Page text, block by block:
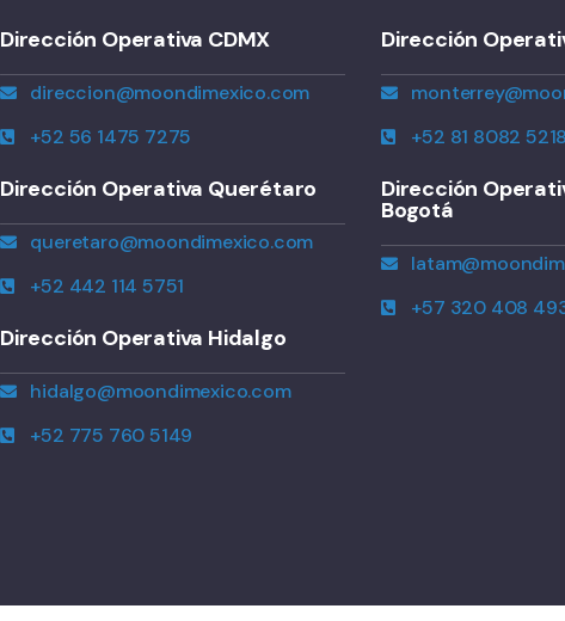
Dirección Operativa CDMX
direccion@moondimexico.com
+52 56 1475 7275
Dirección Operativa Querétaro
queretaro@moondimexico.com
+52 442 114 5751
Dirección Operativa Hidalgo
hidalgo@moondimexico.com
+52 775 760 5149
Dirección
+52 81 8082 5218
Dirección
Bogotá
+57 320 408